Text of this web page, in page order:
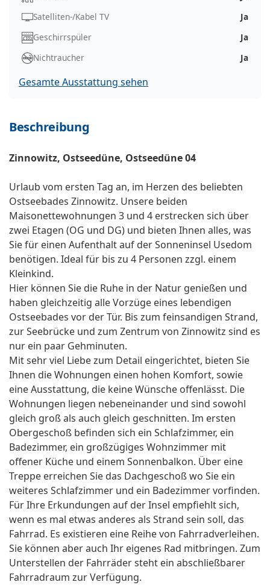
Satelliten-/Kabel TV
Ja
Geschirrspüler
Ja
Nichtraucher
Ja
Gesamte Ausstattung sehen
Beschreibung
Zinnowitz, Ostseedüne, Ostseedüne 04
Urlaub vom ersten Tag an, im Herzen des beliebten
Ostseebades Zinnowitz. Unsere beiden
Maisonettewohnungen 3 und 4 erstrecken sich über
zwei Etagen (OG und DG) und bieten Ihnen alles, was
Sie für einen Aufenthalt auf der Sonneninsel Usedom
benötigen. Ideal für bis zu 4 Personen zzgl. einem
Kleinkind.
Hier können Sie die Ruhe in der Natur genießen und
haben gleichzeitig alle Vorzüge eines lebendigen
Ostseebades vor der Tür. Bis zum feinsandigen Strand,
zur Seebrücke und zum Zentrum von Zinnowitz sind es
nur ein paar Gehminuten.
Mit sehr viel Liebe zum Detail eingerichtet, bieten Sie
Ihnen die Wohnungen einen hohen Komfort, sowie
eine Ausstattung, die keine Wünsche offenlässt. Die
Wohnungen liegen nebeneinander und sind sowohl
gleich groß als auch gleich geschnitten. Im ersten
Obergeschoß befinden sich ein Schlafzimmer, ein
Badezimmer, ein großzügiges Wohnzimmer mit
offener Küche und einem Sonnenbalkon. Über eine
Treppe erreichen Sie das Dachgeschoß wo Sie ein
weiteres Schlafzimmer und ein Badezimmer vorfinden.
Für Ihre Erkundungen auf der Insel empfiehlt sich,
wenn es mal etwas anderes als Strand sein soll, das
Fahrrad. Es existieren eine Reihe von Fahrradverleihen.
Sie können aber auch Ihr eigenes Rad mitbringen. Zum
Unterstellen der Fahrräder steht ein abschließbarer
Fahrradraum zur Verfügung.